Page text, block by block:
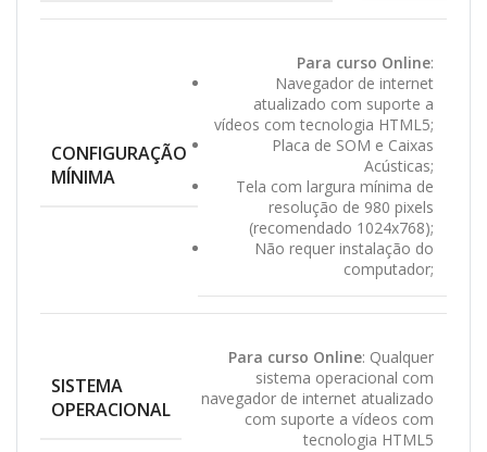
CONFIGURAÇÃO
MÍNIMA
Para curso Online:
Navegador de internet
atualizado com suporte a
vídeos com tecnologia HTML5;
Placa de SOM e Caixas
Acústicas;
Tela com largura mínima de
resolução de 980 pixels
(recomendado 1024x768);
Não requer instalação do
computador;
SISTEMA
OPERACIONAL
Para curso Online: Qualquer
sistema operacional com
navegador de internet atualizado
com suporte a vídeos com
tecnologia HTML5